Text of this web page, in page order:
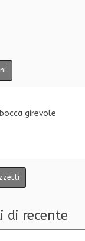
girevole
di recente